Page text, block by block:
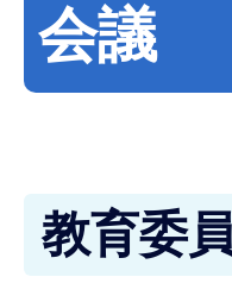
会議
教育委